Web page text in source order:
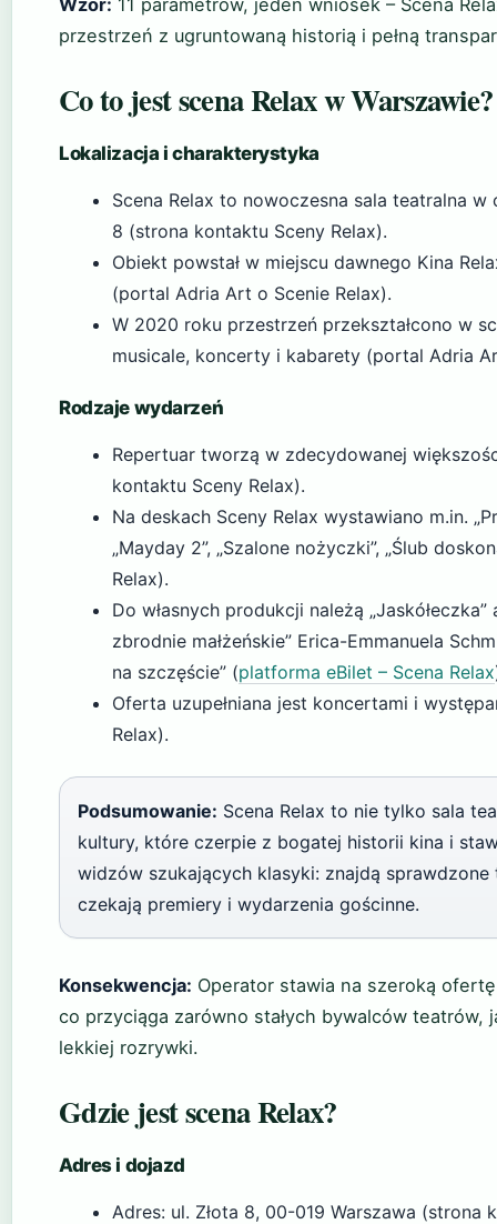
przestrzeń z ugruntowaną historią i pełną
Co to jest scena Relax w Warszawie?
Lokalizacja i charakterystyka
Scena Relax to nowoczesna sala teatralna
8 (strona kontaktu Sceny Relax).
Obiekt powstał w miejscu dawnego Kina
(portal Adria Art o Scenie Relax).
W 2020 roku przestrzeń przekształcono w
musicale, koncerty i kabarety (portal Adria
Rodzaje wydarzeń
Repertuar tworzą w zdecydowanej
kontaktu Sceny Relax).
Na deskach Sceny Relax wystawiano m.in.
„Mayday 2”, „Szalone nożyczki”, „Ślub
Relax).
Do własnych produkcji należą
zbrodnie małżeńskie” Erica-Emmanuela
na szczęście” (platforma eBilet – Scena Relax
Oferta uzupełniana jest koncertami i
Relax).
Podsumowanie: Scena Relax to nie tylko sala
kultury, które czerpie z bogatej historii kina i
widzów szukających klasyki: znajdą
czekają premiery i wydarzenia gościnne.
Konsekwencja: Operator stawia na szeroką
co przyciąga zarówno stałych bywalców
lekkiej rozrywki.
Gdzie jest scena Relax?
Adres i dojazd
Adres: ul. Złota 8, 00-019 Warszawa (strona